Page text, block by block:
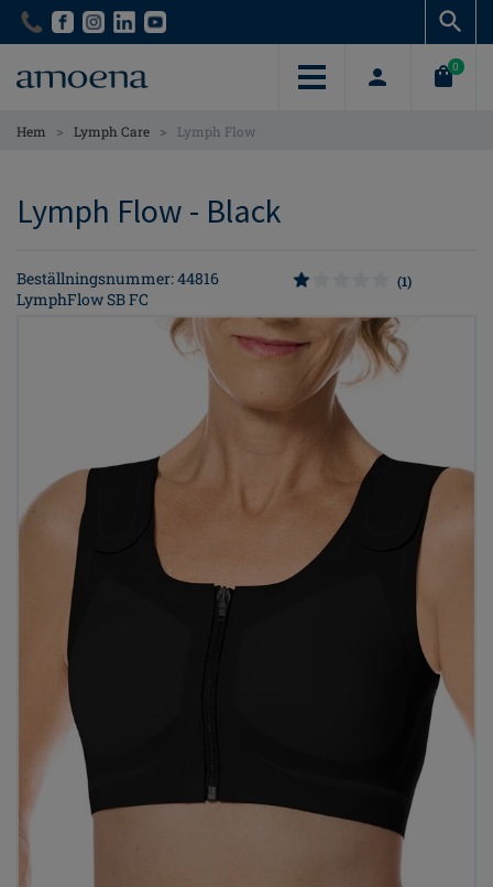
Skip
content
Skip
content
0
Hem > Lymph Care > Lymph Flow
Lymph Flow - Black
Beställningsnummer: 44816
LymphFlow SB FC
(1)